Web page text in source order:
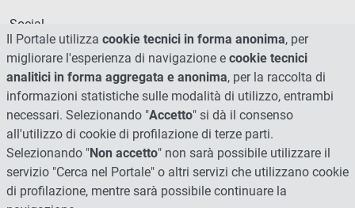
Social
Il Portale utilizza cookie tecnici in forma anonima, per
migliorare l'esperienza di navigazione e cookie tecnici
analitici in forma aggregata e anonima, per la raccolta di
informazioni statistiche sulle modalità di utilizzo, entrambi
necessari. Selezionando "Accetto" si dà il consenso
all'utilizzo di cookie di profilazione di terze parti.
Selezionando "Non accetto" non sarà possibile utilizzare il
servizio "Cerca nel Portale" o altri servizi che utilizzano cookie
di profilazione, mentre sarà possibile continuare la